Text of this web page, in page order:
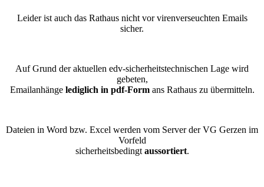
Leider ist auch das Rathaus nicht vor virenverseuchten Emails
sicher.
Auf Grund der aktuellen edv-sicherheitstechnischen Lage wird
gebeten,
Emailanhänge lediglich in pdf-Formans Rathaus zu übermitteln.
Dateien in Word bzw. Excel werden vom Server der VG Gerzen im
Vorfeld
sicherheitsbedingt aussortiert.